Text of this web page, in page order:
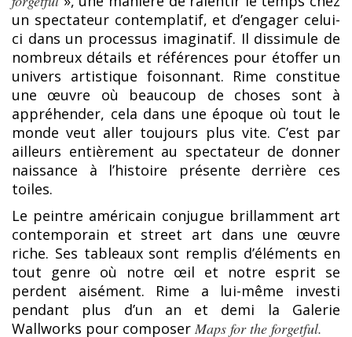
un spectateur contemplatif, et d’engager celui-
ci dans un processus imaginatif. Il dissimule de
nombreux détails et références pour étoffer un
univers artistique foisonnant. Rime constitue
une œuvre où beaucoup de choses sont à
appréhender, cela dans une époque où tout le
monde veut aller toujours plus vite. C’est par
ailleurs entièrement au spectateur de donner
naissance à l’histoire présente derrière ces
toiles.
Le peintre américain conjugue brillamment art
contemporain et street art dans une œuvre
riche. Ses tableaux sont remplis d’éléments en
tout genre où notre œil et notre esprit se
perdent aisément. Rime a lui-même investi
pendant plus d’un an et demi la Galerie
Wallworks pour composer Maps for the forgetful.